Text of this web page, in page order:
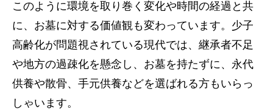
このように環境を取り巻く変化や時間の経過と共
に、お墓に対する価値観も変わっています。少子
高齢化が問題視されている現代では、継承者不足
や地方の過疎化を懸念し、お墓を持たずに、永代
供養や散骨、手元供養などを選ばれる方もいらっ
しゃいます。